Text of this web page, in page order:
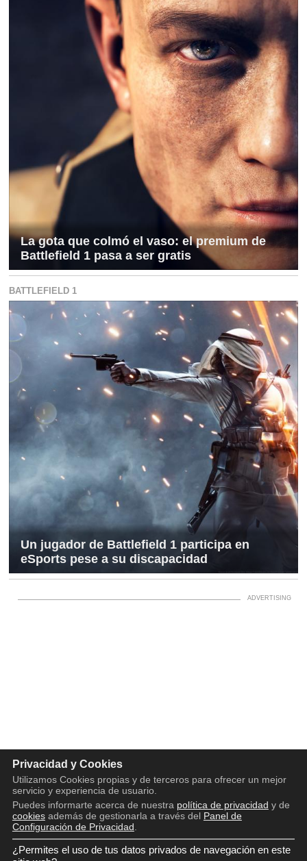
La gota que colmó el vaso: el premium de
Battlefield 1 pasa a ser gratis
BATTLEFIELD 1
Un jugador de Battlefield 1 participa en
eSports pese a su discapacidad
Copyright © 2016 - 2026
Privacidad y Cookies
Utilizamos Cookies propias y de terceros para ofrecer un mejor
servicio y experiencia de usuario.
Puedes informarte acerca de nuestra política de privacidad y de
cookiesademás de gestionarla a través del Panel de
Configuración de Privacidad
¿Permites el uso de tus datos privados de navegación en este